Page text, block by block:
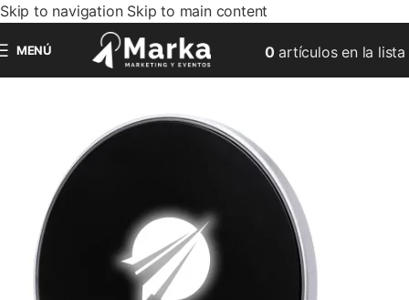
Skip to navigation Skip to main content
MENÚ 0artículosen la lista